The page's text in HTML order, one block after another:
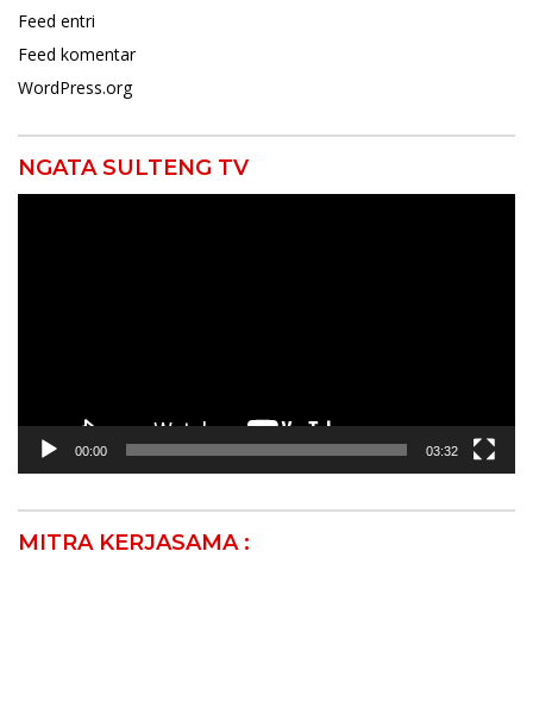
Feed entri
Feed komentar
WordPress.org
NGATA SULTENG TV
00:00 03:32
MITRA KERJASAMA :